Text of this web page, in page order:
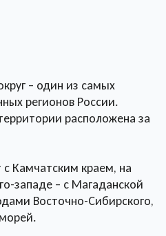
– один из самых
регионов России.
расположена за
с Камчатским краем, на
западе – с Магаданской
Восточно-Сибирского,